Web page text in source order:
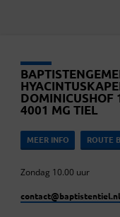
DOMINICUSHOF
4001 MG TIEL
MEER INFO ROUTE
Zondag 10.00 uur
contact​@baptistentiel.nl